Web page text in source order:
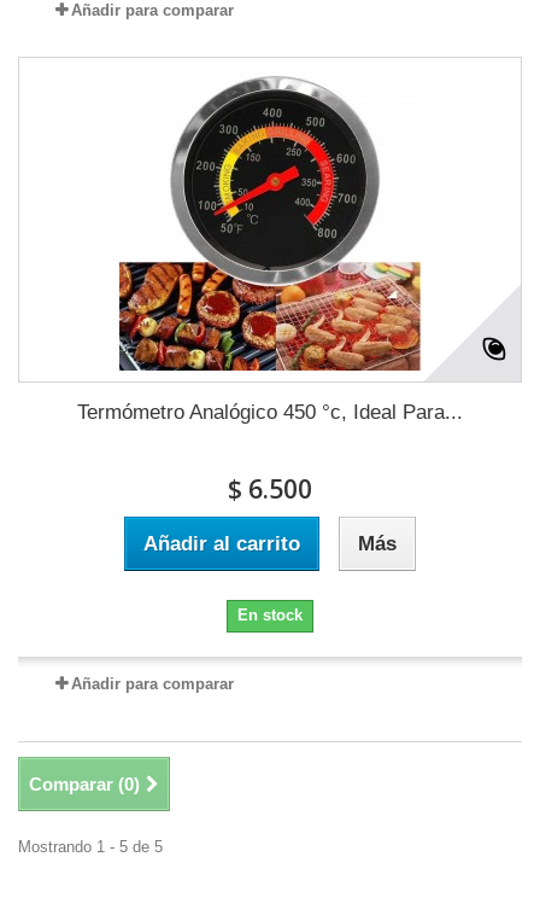
Añadir para comparar
Termómetro Analógico 450 °c, Ideal Para...
$ 6.500
Añadir al carrito Más
En stock
Añadir para comparar
Comparar (0)
Mostrando 1 - 5 de 5